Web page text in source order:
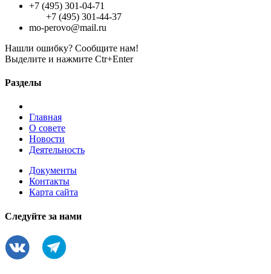
+7 (495) 301-04-71
+7 (495) 301-44-37
mo-perovo@mail.ru
Нашли ошибку? Сообщите нам!
Выделите и нажмите Ctr+Enter
Разделы
Главная
О совете
Новости
Деятельность
Документы
Контакты
Карта сайта
Следуйте за нами